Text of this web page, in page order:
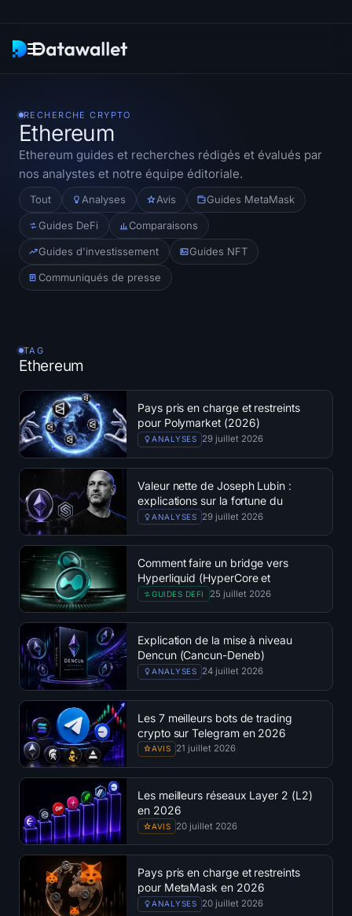
Recherche
Traqueurs d'ETF
ETF Bitcoin
ETF Ethereum
ETF Solana
Trésoreries
Trésoreries Bitcoin
Trésoreries Ethereum
Trésoreries Solana
Trésoreries Hyperliquid
Liquidations
Toutes les Liquidations
Carte thermique du BTC
Carte thermique de l'ETH
Carte thermique SOL
Carte thermique de HYPE
Carte thermique ZEC
Données de marché
Dominance du Bitcoin
Altcoin Season Index
RECHERCHE CRYPTO
Ethereum
Ethereum guides et recherches rédigés et évalués par
nos analystes et notre équipe éditoriale.
Tout Analyses Avis Guides MetaMask
Guides DeFi Comparaisons
Guides d'investissement Guides NFT
Communiqués de presse
TAG
Ethereum
Pays pris en charge et restreints
pour Polymarket (2026)
ANALYSES 29 juillet 2026
Valeur nette de Joseph Lubin :
explications sur la fortune du
cofondateur d'Ethereum
ANALYSES 29 juillet 2026
Comment faire un bridge vers
Hyperliquid (HyperCore et
HyperEVM)
GUIDES DEFI 25 juillet 2026
Explication de la mise à niveau
Dencun (Cancun-Deneb)
d'Ethereum
ANALYSES 24 juillet 2026
Les 7 meilleurs bots de trading
crypto sur Telegram en 2026
AVIS 21 juillet 2026
Les meilleurs réseaux Layer 2 (L2)
en 2026
AVIS 20 juillet 2026
Pays pris en charge et restreints
pour MetaMask en 2026
ANALYSES 20 juillet 2026